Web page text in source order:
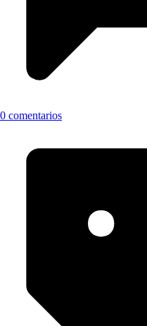
0 comentarios